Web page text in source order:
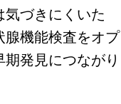
気づきにくいた
腺機能検査をオプ
発見につながり